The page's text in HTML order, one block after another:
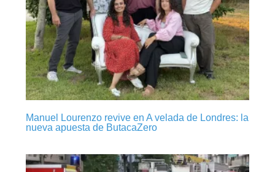
Manuel Lourenzo revive en A velada de Londres: la
nueva apuesta de ButacaZero